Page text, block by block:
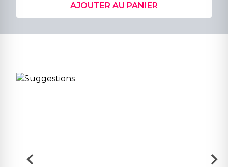
AJOUTER AU PANIER